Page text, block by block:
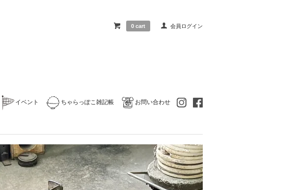
会員ログイン
0 cart
イベント ちゃらっぽこ雑記帳 お問い合わせ